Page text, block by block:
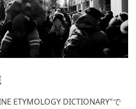
ETYMOLOGY DICTIONARY"で